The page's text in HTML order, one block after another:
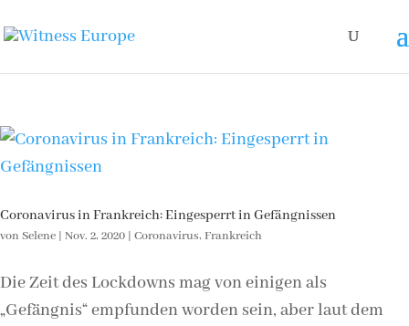
Coronavirus in Frankreich: Eingesperrt in Gefängnissen
von Selene | Nov. 2, 2020 | Coronavirus, Frankreich
Die Zeit des Lockdowns mag von einigen als
„Gefängnis“ empfunden worden sein, aber laut dem